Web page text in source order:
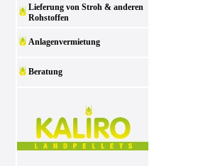
Lieferung von Stroh & anderen
Rohstoffen
Anlagenvermietung
Beratung